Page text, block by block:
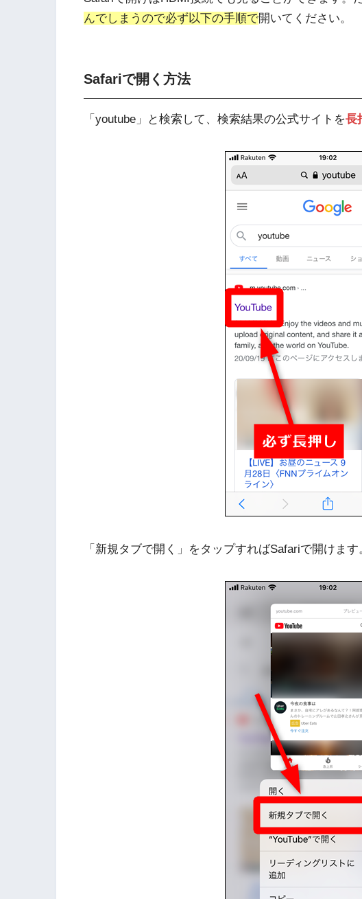
んでしまうので必ず以下の手順で開いてください。
Safariで開く方法
「youtube」と検索して、検索結果の公式サイトを長
「新規タブで開く」をタップすればSafariで開けます